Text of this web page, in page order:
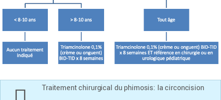
Traitement chirurgical du phimosis: la circoncision